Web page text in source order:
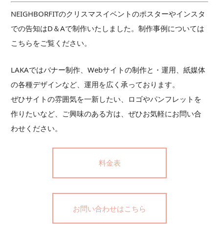
NEIGHBORFITのクリスマスイベントのポスターやインスタ
での告知はD＆Aで制作いたしました。制作事例については
こちらをご覧ください。
LAKAではバナー制作、Webサイトの制作と・運用、紙媒体
の各種デザインなど、運用を広く承っております。
ぜひサイトの雰囲気を一新したい、ロゴやパンフレットを
作りたいなど、ご興味のある方は、ぜひお気軽にお問い合
わせください。
料金表
お問い合わせはこちら